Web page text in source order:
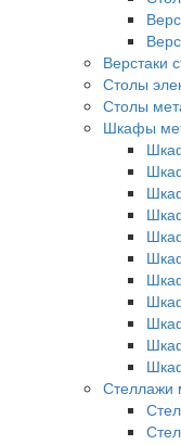
Верстаки
Столы
Столы
Шкафы
Стеллажи